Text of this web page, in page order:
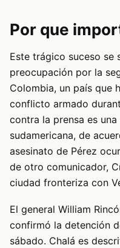
Por que
Este trágico suceso se
preocupación por la
Colombia, un país que
conflicto armado
contra la prensa es
sudamericana, de
asesinato de Pérez
de otro comunicador,
ciudad fronteriza con
El general William
confirmó la detención
sábado. Chalá es